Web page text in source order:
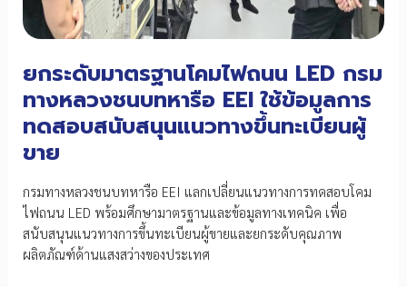
ยกระดับมาตรฐานโคมไฟถนน LED กรม
ทางหลวงชนบทหารือ EEI ใช้ข้อมูลการ
ทดสอบสนับสนุนแนวทางขึ้นทะเบียนผู้
ขาย
กรมทางหลวงชนบทหารือ EEI แลกเปลี่ยนแนวทางการทดสอบโคม
ไฟถนน LED พร้อมศึกษามาตรฐานและข้อมูลทางเทคนิค เพื่อ
สนับสนุนแนวทางการขึ้นทะเบียนผู้ขายและยกระดับคุณภาพ
ผลิตภัณฑ์ด้านแสงสว่างของประเทศ